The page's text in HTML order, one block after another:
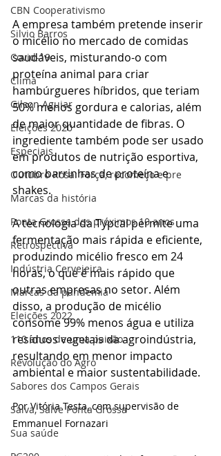
CBN Cooperativismo
Silvio Barros
Covid-19
Clima
Gilson Aguiar
Eleições 2020
Especiais
Outubro Rosa: Força, recomeço e pre
Marcas da história
Ponta Grossa dos próximos 10 anos
Retrospectiva
Indústria Cervejeira
Marcas da pandemia
Eleições 2022
110 anos de uma paixão
Revolução do Agro
Sabores dos Campos Gerais
Salva, Salve Ponta Grossa
Sua saúde
A empresa também pretende inserir
o micélio no mercado de comidas
saudáveis, misturando-o com
proteína animal para criar
hambúrgueres híbridos, que teriam
50% menos gordura e calorias, além
de maior quantidade de fibras. O
ingrediente também pode ser usado
em produtos de nutrição esportiva,
como barrinhas de proteína e
shakes.
A tecnologia da Typcal permite uma
fermentação mais rápida e eficiente,
produzindo micélio fresco em 24
horas, o que é mais rápido que
outras empresas no setor. Além
disso, a produção de micélio
consome 99% menos água e utiliza
resíduos vegetais da agroindústria,
resultando em menor impacto
ambiental e maior sustentabilidade.
Por Vitória Testa, com supervisão de
Emmanuel Fornazari